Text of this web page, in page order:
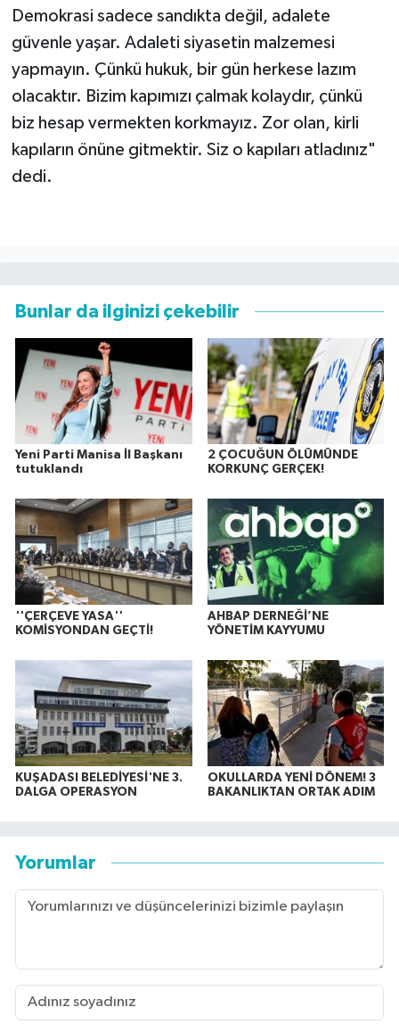
Demokrasi sadece sandıkta değil, adalete
güvenle yaşar. Adaleti siyasetin malzemesi
yapmayın. Çünkü hukuk, bir gün herkese lazım
olacaktır. Bizim kapımızı çalmak kolaydır, çünkü
biz hesap vermekten korkmayız. Zor olan, kirli
kapıların önüne gitmektir. Siz o kapıları atladınız"
dedi.
Bunlar da ilginizi çekebilir
Yeni Parti Manisa İl Başkanı
tutuklandı
2 ÇOCUĞUN ÖLÜMÜNDE
KORKUNÇ GERÇEK!
''ÇERÇEVE YASA''
KOMİSYONDAN GEÇTİ!
AHBAP DERNEĞİ’NE
YÖNETİM KAYYUMU
KUŞADASI BELEDİYESİ'NE 3.
DALGA OPERASYON
OKULLARDA YENİ DÖNEM! 3
BAKANLIKTAN ORTAK ADIM
Yorumlar